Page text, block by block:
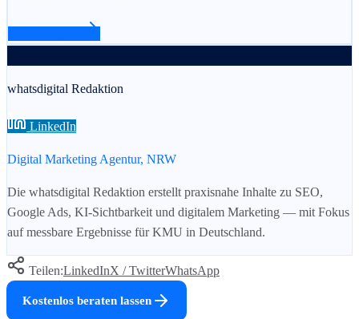
whatsdigital Redaktion
LinkedIn
Digital Marketing Agentur, NRW
Die whatsdigital Redaktion erstellt praxisnahe Inhalte zu SEO,
Google Ads, KI-Sichtbarkeit und digitalem Marketing — mit Fokus
auf messbare Ergebnisse für KMU in Deutschland.
Teilen:LinkedInX / TwitterWhatsApp
Kostenlos beraten lassen